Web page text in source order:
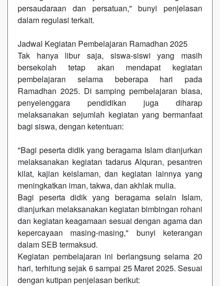
persaudaraan dan persatuan," bunyi penjelasan
dalam regulasi terkait.
Jadwal Kegiatan Pembelajaran Ramadhan 2025
Tak hanya libur saja, siswa-siswi yang masih
bersekolah tetap akan mendapat kegiatan
pembelajaran selama beberapa hari pada
Ramadhan 2025. Di samping pembelajaran biasa,
penyelenggara pendidikan juga diharap
melaksanakan sejumlah kegiatan yang bermanfaat
bagi siswa, dengan ketentuan:
"Bagi peserta didik yang beragama Islam dianjurkan
melaksanakan kegiatan tadarus Alquran, pesantren
kilat, kajian keislaman, dan kegiatan lainnya yang
meningkatkan iman, takwa, dan akhlak mulia.
Bagi peserta didik yang beragama selain Islam,
dianjurkan melaksanakan kegiatan bimbingan rohani
dan kegiatan keagamaan sesuai dengan agama dan
kepercayaan masing-masing," bunyi keterangan
dalam SEB termaksud.
Kegiatan pembelajaran ini berlangsung selama 20
hari, terhitung sejak 6 sampai 25 Maret 2025. Sesuai
dengan kutipan penjelasan berikut: